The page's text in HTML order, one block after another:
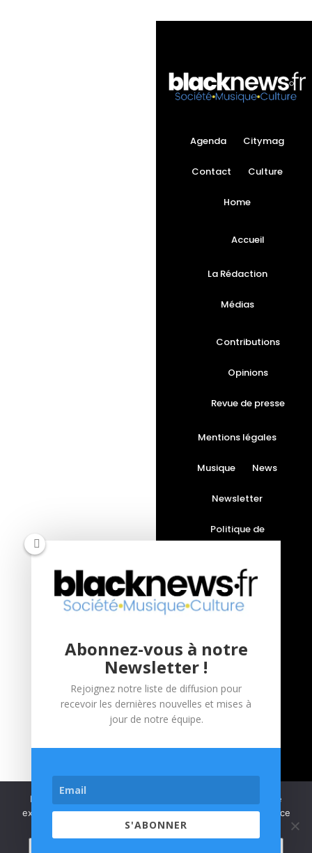
Agenda Citymag
Contact Culture
Home
Accueil
La Rédaction
Médias
Contributions
Opinions
Revue de presse
Mentions légales
Musique News
Newsletter
Politique de
Société
Vidéos
Interviews
Portraits
Abonnez-vous à notre
Newsletter !
Rejoignez notre liste de diffusion pour
recevoir les dernières nouvelles et mises à
jour de notre équipe.
S'ABONNER
Nous utilisons des cookies pour vous garantir la meilleure
expérience sur notre site web. Si vous continuez à utiliser ce
site, nous supposerons que vous en êtes satisfait.